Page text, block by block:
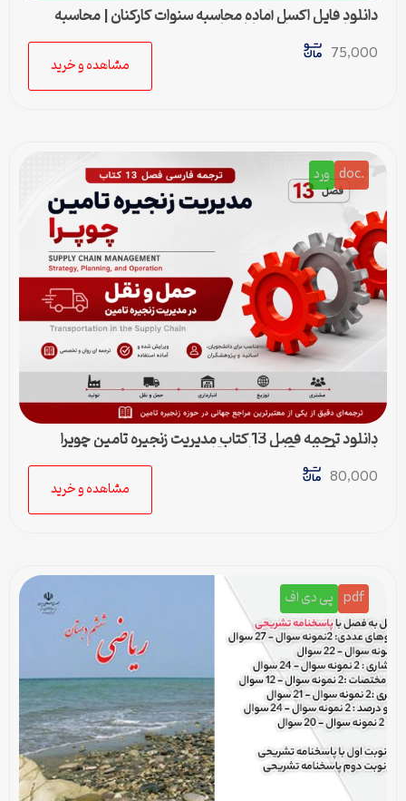
دانلود فایل اکسل آماده محاسبه سنوات کارکنان | محاسبه
خودکار حق سنوات و پایان کار
75,000
مشاهده و خرید
.doc ورد
دانلود ترجمه فصل 13 کتاب مدیریت زنجیره تامین چوپرا
(Sunil Chopra) | حمل و نقل در زنجیره تامین
80,000
مشاهده و خرید
pdf پی دی اف